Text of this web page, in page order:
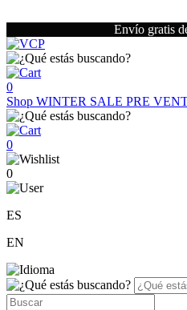
Envío gratis
0
Shop WINTER SALE PRE
0
0
ES
EN